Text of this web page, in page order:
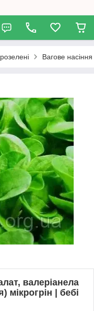
Вагове насіння
валеріанела
мікрогрін | бебі